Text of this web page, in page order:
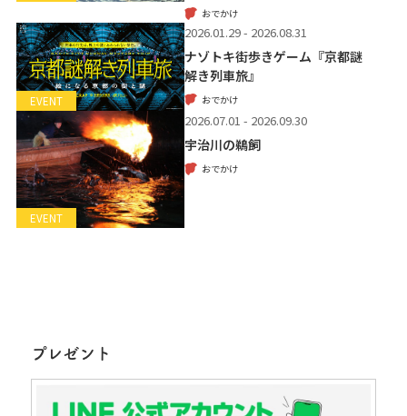
おでかけ
EVENT
2026.01.29 - 2026.08.31
ナゾトキ街歩きゲーム『京都謎
解き列車旅』
おでかけ
EVENT
2026.07.01 - 2026.09.30
宇治川の鵜飼
おでかけ
プレゼント